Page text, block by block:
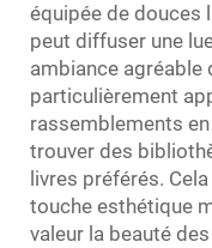
équipée de douces
peut diffuser une
ambiance agréable
particulièrement
rassemblements
trouver des
livres préférés.
touche esthétique
valeur la beauté